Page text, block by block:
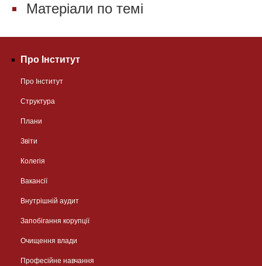
Матеріали по темі
Про Інститут
Про Інститут
Структура
Плани
Звіти
Колегія
Вакансії
Внутрішній аудит
Запобігання корупції
Очищення влади
Професійне навчання